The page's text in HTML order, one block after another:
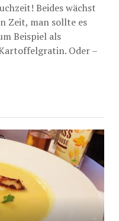
Beides wächst
Zeit, man sollte es
Beispiel als
Oder –